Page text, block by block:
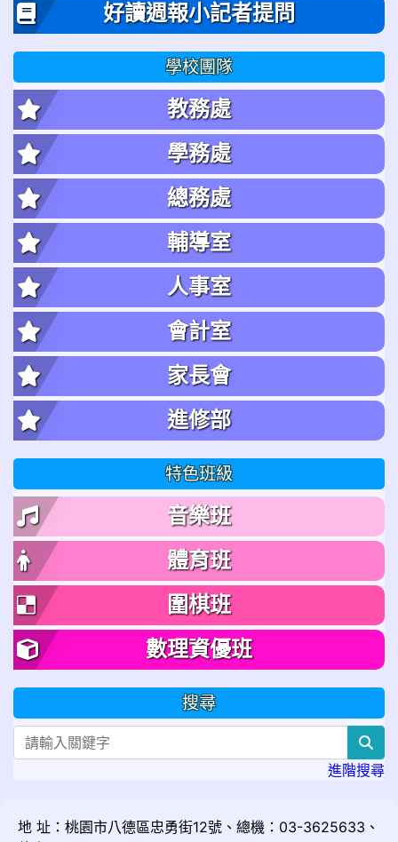
好讀週報小記者提問
學校團隊
教務處
學務處
總務處
輔導室
人事室
會計室
家長會
進修部
特色班級
音樂班
體育班
圍棋班
數理資優班
搜尋
進階搜尋
地 址：桃園市八德區忠勇街12號、總機：03-3625633、